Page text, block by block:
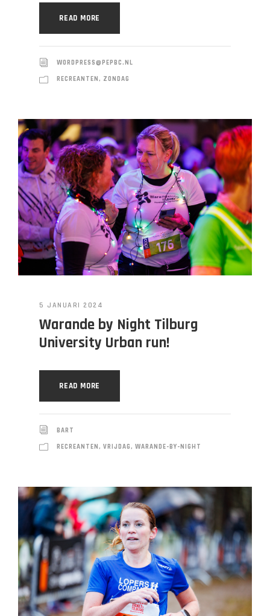
READ MORE
WORDPRESS@PEPBC.NL
RECREANTEN, ZONDAG
5 JANUARI 2024
Warande by Night Tilburg
University Urban run!
READ MORE
BART
RECREANTEN, VRIJDAG, WARANDE-BY-NIGHT